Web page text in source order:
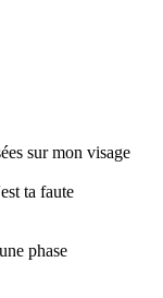
sur mon visage
ta faute
phase